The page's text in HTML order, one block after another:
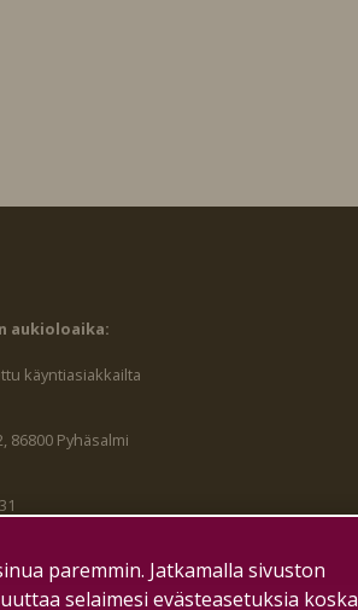
aukioloaika:
käyntiasiakkailta
86800 Pyhäsalmi
paremmin. Jatkamalla sivuston
selaimesi evästeasetuksia koska